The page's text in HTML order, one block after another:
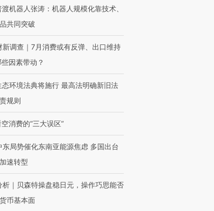
渡机器人张涛：机器人规模化靠技术、
共同突破
新调查｜7月消费或有反弹、出口维持
因素带动？
态环境法典将施行 最高法明确新旧法
规则
消费的“三大误区”
东局势催化东南亚能源焦虑 多国出台
速转型
析｜贝森特操盘稳日元，操作巧思能否
币基本面